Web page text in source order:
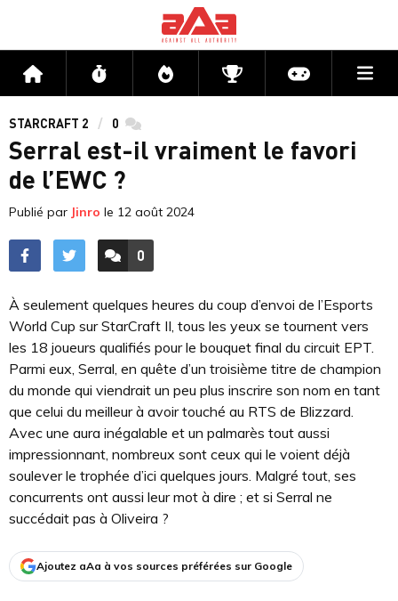
Accueil Flux Directs CompétitionsActu jeux
STARCRAFT 2 0 commentaires
Serral est-il vraiment le favori
de l’EWC ?
Publié par Jinro le 12 août 2024
ACCÉDER AUX
0
COMMENTAIRES
À seulement quelques heures du coup d’envoi de l’Esports
World Cup sur StarCraft II, tous les yeux se tournent vers
les 18 joueurs qualifiés pour le bouquet final du circuit EPT.
Parmi eux, Serral, en quête d’un troisième titre de champion
du monde qui viendrait un peu plus inscrire son nom en tant
que celui du meilleur à avoir touché au RTS de Blizzard.
Avec une aura inégalable et un palmarès tout aussi
impressionnant, nombreux sont ceux qui le voient déjà
soulever le trophée d’ici quelques jours. Malgré tout, ses
concurrents ont aussi leur mot à dire ; et si Serral ne
succédait pas à Oliveira ?
Ajoutez aAa à vos sources préférées sur Google